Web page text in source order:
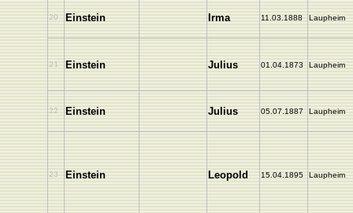
20 Einstein Irma 11.03.1888 Laupheim
21 Einstein Julius 01.04.1873 Laupheim
22 Einstein Julius 05.07.1887 Laupheim
23 Einstein Leopold 15.04.1895 Laupheim